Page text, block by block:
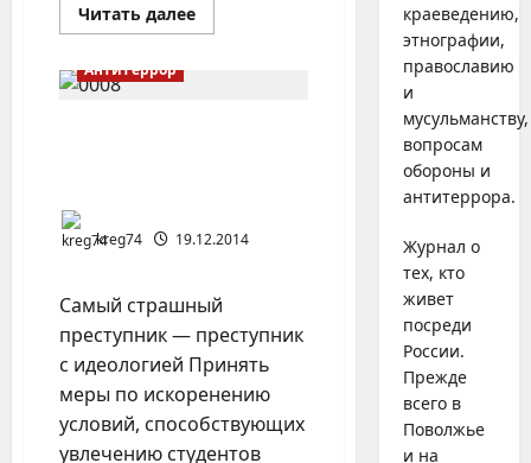
Читать далееПрочитать
больше
Антитеррор
kreg74 19.12.2014
Самый страшный
преступник — преступник
с идеологией Принять
меры по искоренению
условий, способствующих
увлечению студентов
краеведению,
этнографии,
православию
и
мусульманству,
вопросам
обороны и
антитеррора.
Журнал о
тех, кто
живет
посреди
России.
Прежде
всего в
Поволжье
и на